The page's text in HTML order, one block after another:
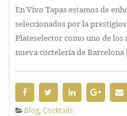
En Vivo Tapas estamos de
seleccionados por la
Plateselector como uno de
nueva coctelería de Barcelona
Blog, Cocktails